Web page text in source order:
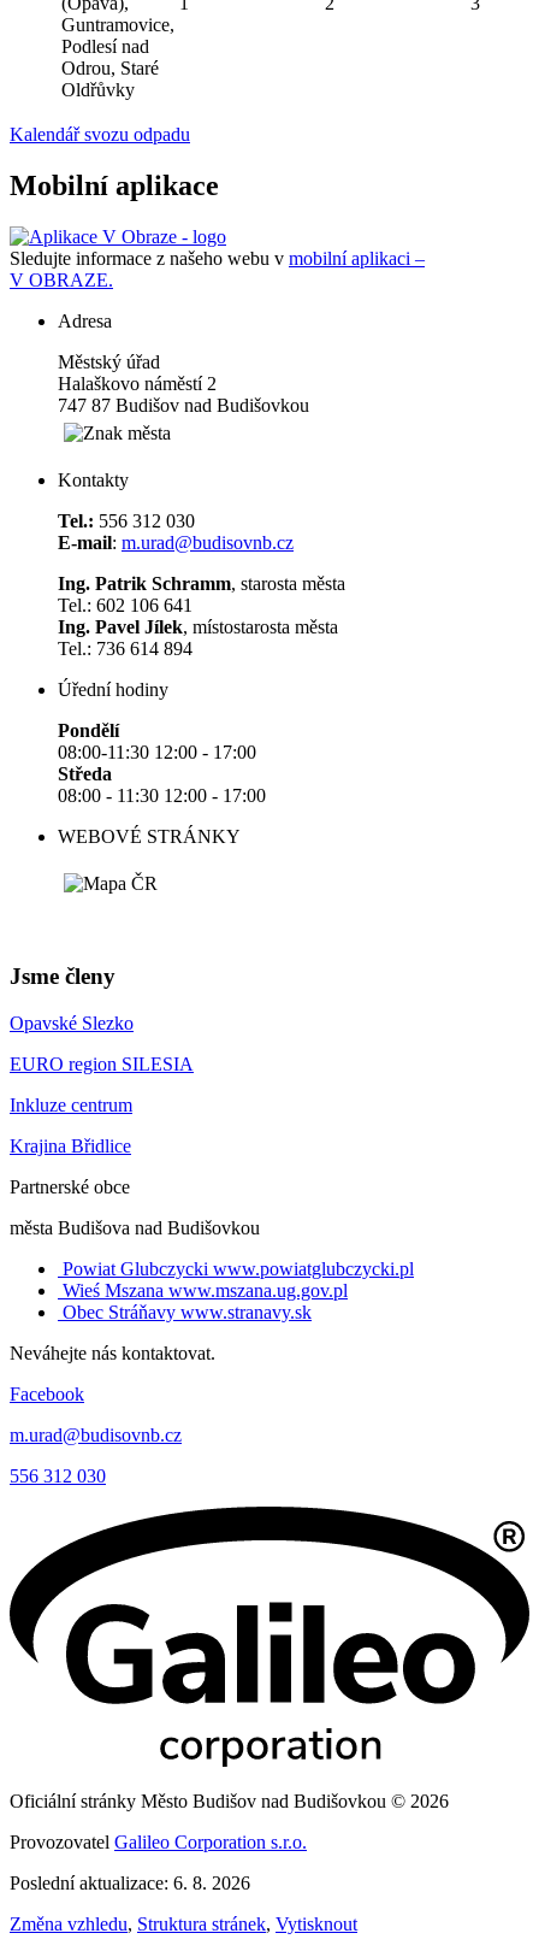
Guntramovice,
Podlesí nad
Odrou, Staré
Oldřůvky
Kalendář svozu odpadu
Mobilní aplikace
Sledujte informace z našeho webu v mobilní aplikaci –
V OBRAZE.
Adresa
Městský úřad
Halaškovo náměstí 2
747 87 Budišov nad Budišovkou
Kontakty
Tel.: 556 312 030
E-mail: m.urad@budisovnb.cz
Ing. Patrik Schramm, starosta města
Tel.: 602 106 641
Ing. Pavel Jílek, místostarosta města
Tel.: 736 614 894
Úřední hodiny
Pondělí
08:00-11:30 12:00 - 17:00
Středa
08:00 - 11:30 12:00 - 17:00
WEBOVÉ STRÁNKY
Jsme členy
Opavské Slezko
EURO region SILESIA
Inkluze centrum
Krajina Břidlice
Partnerské obce
města Budišova nad Budišovkou
Powiat Glubczycki www.powiatglubczycki.pl
Wieś Mszana www.mszana.ug.gov.pl
Obec Stráňavy www.stranavy.sk
Neváhejte nás kontaktovat.
Facebook
m.urad@budisovnb.cz
556 312 030
Oficiální stránky Město Budišov nad Budišovkou © 2026
Provozovatel Galileo Corporation s.r.o.
Poslední aktualizace: 6. 8. 2026
Změna vzhledu, Struktura stránek, Vytisknout